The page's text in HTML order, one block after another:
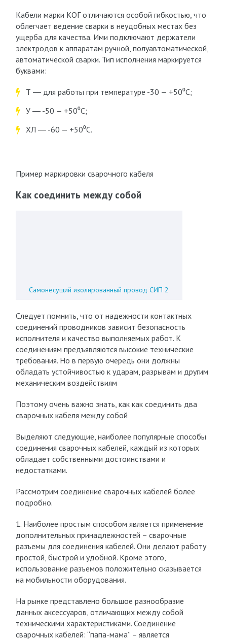
Кабели марки КОГ отличаются особой гибкостью, что
облегчает ведение сварки в неудобных местах без
ущерба для качества. Ими подключают держатели
электродов к аппаратам ручной, полуавтоматической,
автоматической сварки. Тип исполнения маркируется
буквами:
Т ― для работы при температуре -30 — +50⁰C;
У ― -50 — +50⁰С;
ХЛ ― -60 — +50⁰C.
Пример маркировки сварочного кабеля
Как соединить между собой
Самонесущий изолированный провод СИП 2
Следует помнить, что от надежности контактных
соединений проводников зависит безопасность
исполнителя и качество выполняемых работ. К
соединениям предъявляются высокие технические
требования. Но в первую очередь они должны
обладать устойчивостью к ударам, разрывам и другим
механическим воздействиям
Поэтому очень важно знать, как как соединить два
сварочных кабеля между собой
Выделяют следующие, наиболее популярные способы
соединения сварочных кабелей, каждый из которых
обладает собственными достоинствами и
недостатками.
Рассмотрим соединение сварочных кабелей более
подробно.
1. Наиболее простым способом является применение
дополнительных принадлежностей – сварочные
разъемы для соединения кабелей. Они делают работу
простой, быстрой и удобной. Кроме этого,
использование разъемов положительно сказывается
на мобильности оборудования.
На рынке представлено большое разнообразие
данных аксессуаров, отличающих между собой
техническими характеристиками. Соединение
сварочных кабелей: “папа-мама” – является